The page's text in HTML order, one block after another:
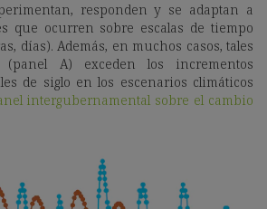
responden y se adaptan a
que ocurren sobre escalas de tiempo
días). Además, en muchos casos, tales
(panel A) exceden los incrementos
de siglo en los escenarios climáticos
intergubernamental sobre el cambio